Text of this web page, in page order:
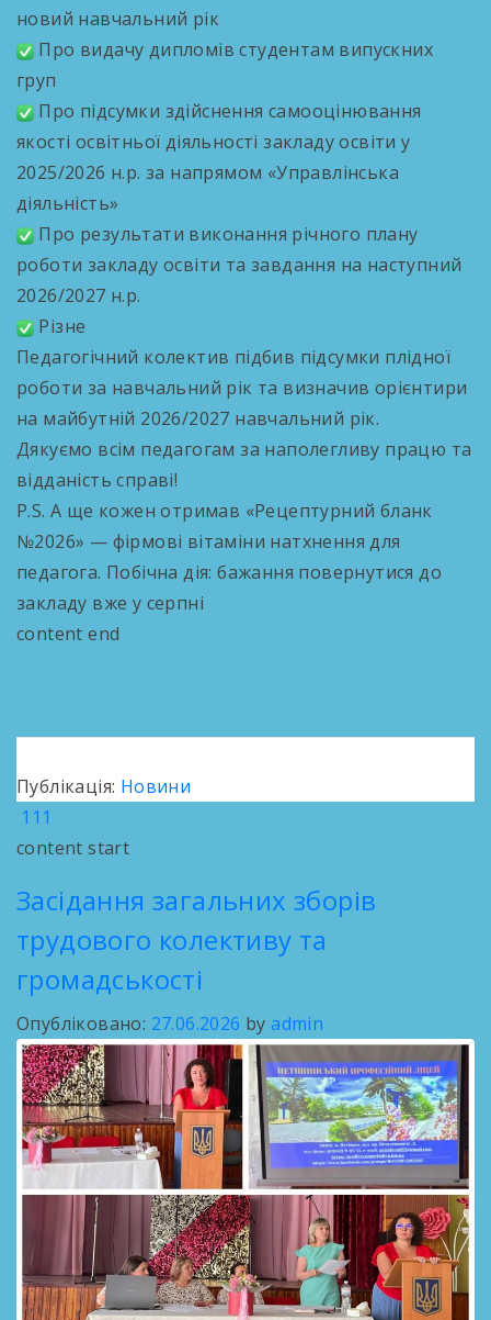
новий навчальний рік
Про видачу дипломів студентам випускних
груп
Про підсумки здійснення самооцінювання
якості освітньої діяльності закладу освіти у
2025/2026 н.р. за напрямом «Управлінська
діяльність»
Про результати виконання річного плану
роботи закладу освіти та завдання на наступний
2026/2027 н.р.
Різне
Педагогічний колектив підбив підсумки плідної
роботи за навчальний рік та визначив орієнтири
на майбутній 2026/2027 навчальний рік.
Дякуємо всім педагогам за наполегливу працю та
відданість справі!
P.S. А ще кожен отримав «Рецептурний бланк
№2026» — фірмові вітаміни натхнення для
педагога. Побічна дія: бажання повернутися до
закладу вже у серпні
content end
Публікація: Новини
111
content start
Засідання загальних зборів
трудового колективу та
громадськості
Опубліковано: 27.06.2026 by admin